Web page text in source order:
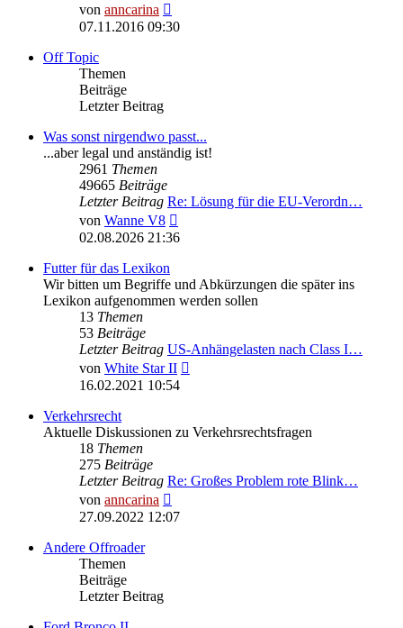
von anncarina
Beitrag
07.11.2016 09:30
Off Topic
Themen
Beiträge
Letzter Beitrag
Was sonst nirgendwo passt...
...aber legal und anständig ist!
2961 Themen
49665 Beiträge
Letzter Beitrag Re: Lösung für die EU‑Verordn…
von Wanne V8
Beitrag
02.08.2026 21:36
Futter für das Lexikon
Wir bitten um Begriffe und Abkürzungen die später ins
Lexikon aufgenommen werden sollen
13 Themen
53 Beiträge
Letzter Beitrag US-Anhängelasten nach Class I…
von White Star II
16.02.2021 10:54
Verkehrsrecht
Aktuelle Diskussionen zu Verkehrsrechtsfragen
18 Themen
275 Beiträge
Letzter Beitrag Re: Großes Problem rote Blink…
von anncarina
Beitrag
27.09.2022 12:07
Andere Offroader
Themen
Beiträge
Letzter Beitrag